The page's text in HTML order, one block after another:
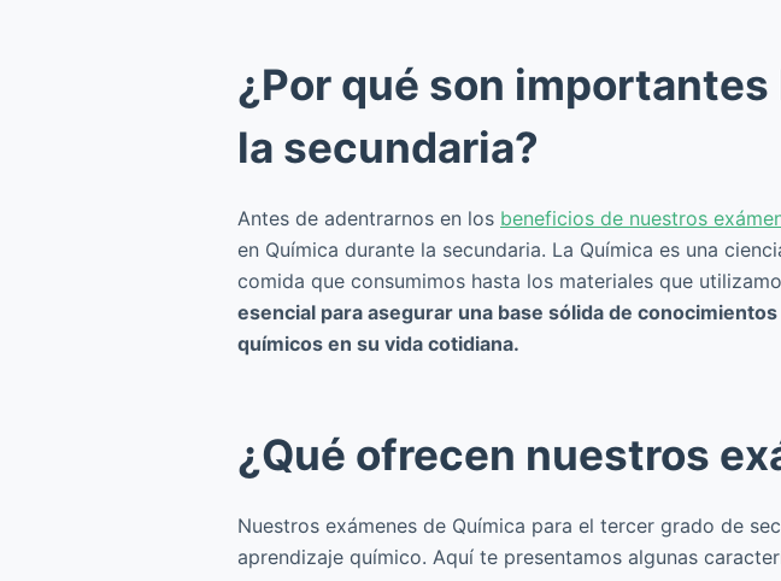
¿Por qué son
la secundaria?
Antes de adentrarnos en los beneficios de nuestros
en Química durante la secundaria. La Química es una
comida que consumimos hasta los materiales que
esencial para asegurar una base sólida de
químicos en su vida cotidiana.
¿Qué ofrecen nuestros
Nuestros exámenes de Química para el tercer grado de
aprendizaje químico. Aquí te presentamos algunas